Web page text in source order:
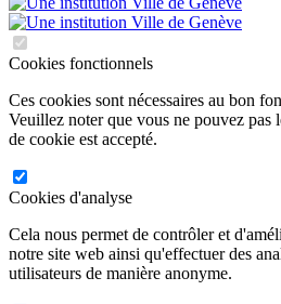
Cookies fonctionnels
Ces cookies sont nécessaires au bon
Veuillez noter que vous ne pouvez pas
de cookie est accepté.
Cookies d'analyse
Cela nous permet de contrôler et
notre site web ainsi qu'effectuer des
utilisateurs de manière anonyme.